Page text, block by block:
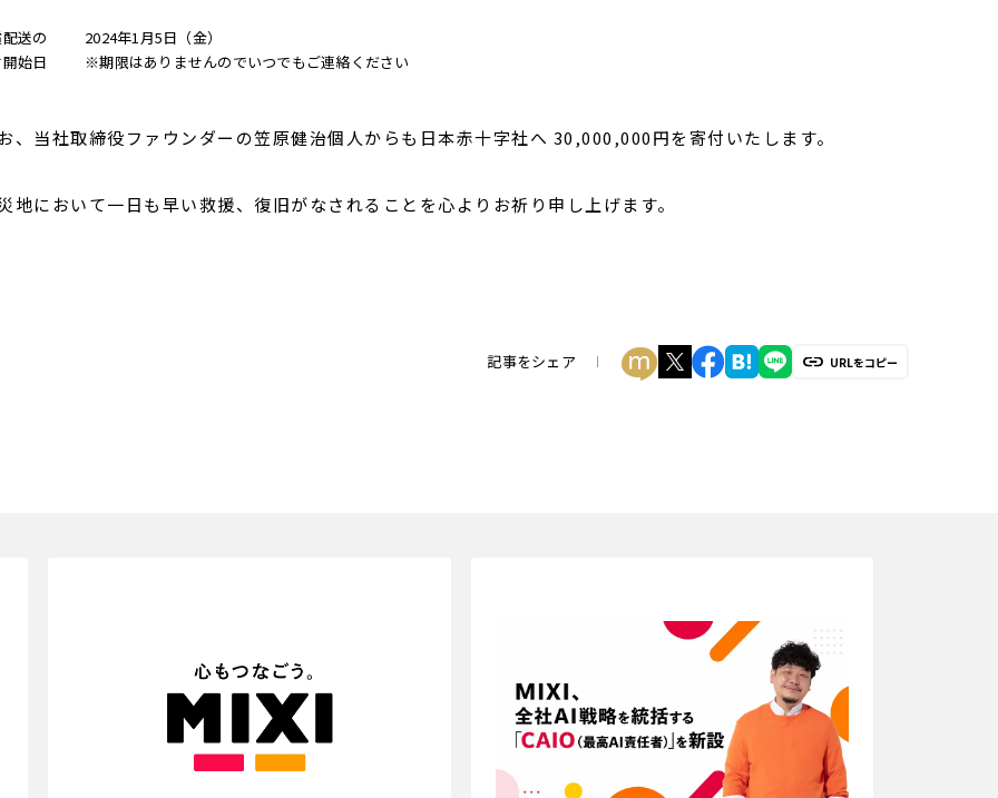
送の
始日
2024年1月5日（金）
※期限はありませんのでいつでもご連絡ください
当社取締役ファウンダーの笠原健治個人からも日本赤十字社へ 30,000,000円を寄付いたします。
において一日も早い救援、復旧がなされることを心よりお祈り申し上げます。
記事をシェア URLをコピー